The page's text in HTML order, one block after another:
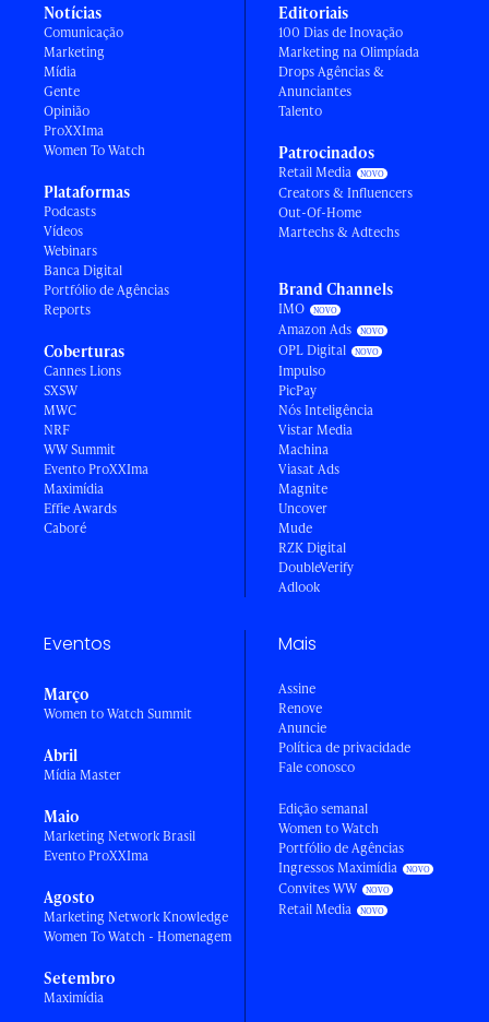
Notícias
Comunicação
Marketing
Mídia
Gente
Opinião
ProXXIma
Women To Watch
Plataformas
Podcasts
Vídeos
Webinars
Banca Digital
Portfólio de Agências
Reports
Coberturas
Cannes Lions
SXSW
MWC
NRF
WW Summit
Evento ProXXIma
Maximídia
Effie Awards
Caboré
Editoriais
100 Dias de Inovação
Marketing na Olimpíada
Drops Agências &
Anunciantes
Talento
Patrocinados
Retail Media
Creators & Influencers
Out-Of-Home
Martechs & Adtechs
Brand Channels
IMO
Amazon Ads
OPL Digital
Impulso
PicPay
Nós Inteligência
Vistar Media
Machina
Viasat Ads
Magnite
Uncover
Mude
RZK Digital
DoubleVerify
Adlook
Eventos
Março
Women to Watch Summit
Abril
Mídia Master
Maio
Marketing Network Brasil
Evento ProXXIma
Agosto
Marketing Network Knowledge
Women To Watch - Homenagem
Setembro
Maximídia
Mais
Assine
Renove
Anuncie
Política de privacidade
Fale conosco
Edição semanal
Women to Watch
Portfólio de Agências
Ingressos Maximídia
Convites WW
Retail Media